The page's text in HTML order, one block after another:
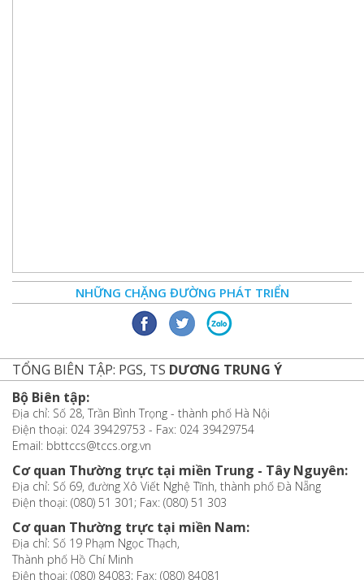
NHỮNG CHẶNG ĐƯỜNG PHÁT TRIỂN
TỔNG BIÊN TẬP: PGS, TS DƯƠNG TRUNG Ý
Bộ Biên tập:
Địa chỉ: Số 28, Trần Bình Trọng - thành phố Hà Nội
Điện thoại: 024 39429753 - Fax: 024 39429754
Email: bbttccs@tccs.org.vn
Cơ quan Thường trực tại miền Trung - Tây Nguyên:
Địa chỉ: Số 69, đường Xô Viết Nghệ Tĩnh, thành phố Đà Nẵng
Điện thoại: (080) 51 301; Fax: (080) 51 303
Cơ quan Thường trực tại miền Nam:
Địa chỉ: Số 19 Phạm Ngọc Thạch,
Thành phố Hồ Chí Minh
Điện thoại: (080) 84083; Fax: (080) 84081